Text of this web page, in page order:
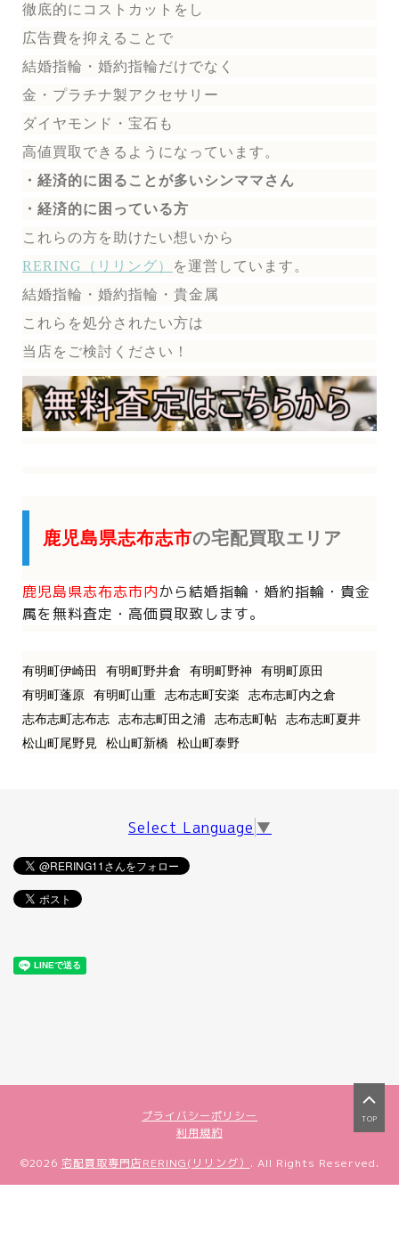
徹底的にコストカットをし
広告費を抑えることで
結婚指輪・婚約指輪だけでなく
金・プラチナ製アクセサリー
ダイヤモンド・宝石も
高値買取できるようになっています。
・経済的に困ることが多いシンママさん
・経済的に困っている方
これらの方を助けたい想いから
RERING（リリング）
を運営しています。
結婚指輪・婚約指輪・貴金属
これらを処分されたい方は
当店をご検討ください！
鹿児島県志布志市の宅配買取エリア
鹿児島県志布志市内から結婚指輪・婚約指輪・貴金
属を無料査定・高価買取致します。
有明町伊崎田 有明町野井倉 有明町野神
有明町原田
有明町蓬原
有明町山重 志布志町安楽
志布志町内之倉
志布志町志布志
志布志町田之浦 志布志町帖
志布志町夏井
松山町尾野見
松山町新橋 松山町泰野
Select Language ▼
プライバシーポリシー
利用規約
TOP
©2026 宅配買取専門店RERING(リリング） . All Rights Reserved.